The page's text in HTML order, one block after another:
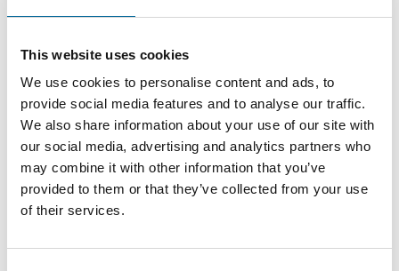
This website uses cookies
We use cookies to personalise content and ads, to
provide social media features and to analyse our traffic.
We also share information about your use of our site with
our social media, advertising and analytics partners who
may combine it with other information that you’ve
provided to them or that they’ve collected from your use
of their services.
CCSX
33kV W
CCSX
159 AL7
52kV W
159 mm² 24.9 mm
751
kg/km
CCSX
20(24)kV
kg/km